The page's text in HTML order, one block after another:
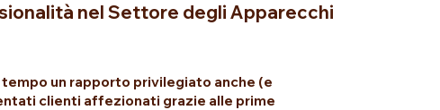
nel Settore degli Apparecchi
un rapporto privilegiato anche (e
clienti affezionati grazie alle prime